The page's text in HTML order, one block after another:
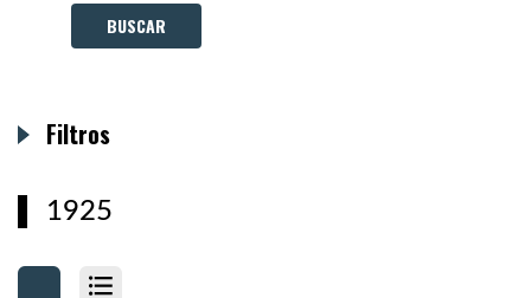
1925
Filtros